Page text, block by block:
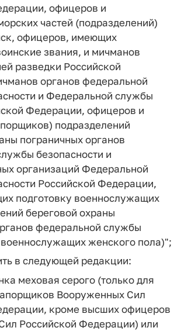
офицеров и
частей (подразделений)
офицеров, имеющих
звания, и мичманов
разведки Российской
органов федеральной
и Федеральной службы
Федерации, офицеров и
подразделений
пограничных органов
безопасности и
организаций Федеральной
Российской Федерации,
подготовку военнослужащих
береговой охраны
федеральной службы
военнослужащих женского пола)";
в следующей редакции:
меховая серого (только для
Вооруженных Сил
кроме высших офицеров
Российской Федерации) или